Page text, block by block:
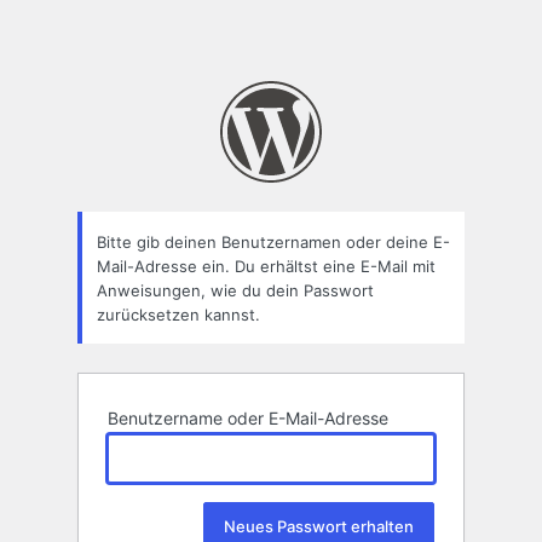
Bitte gib deinen Benutzernamen oder deine E-
Mail-Adresse ein. Du erhältst eine E-Mail mit
Anweisungen, wie du dein Passwort
zurücksetzen kannst.
Benutzername oder E-Mail-Adresse